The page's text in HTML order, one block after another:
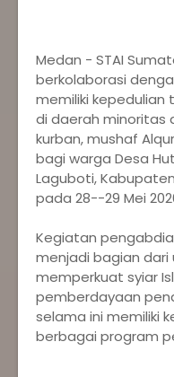
Medan - STAI
berkolaborasi
memiliki kepedulian
di daerah minoritas
kurban, mushaf
bagi warga Desa
Laguboti,
pada 28--29 Mei
‎Kegiatan
menjadi bagian
memperkuat syiar
pemberdayaan
selama ini memiliki
berbagai program